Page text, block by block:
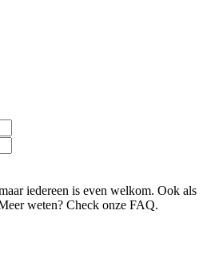
iedereen is even welkom. Ook als
weten? Check onze FAQ.